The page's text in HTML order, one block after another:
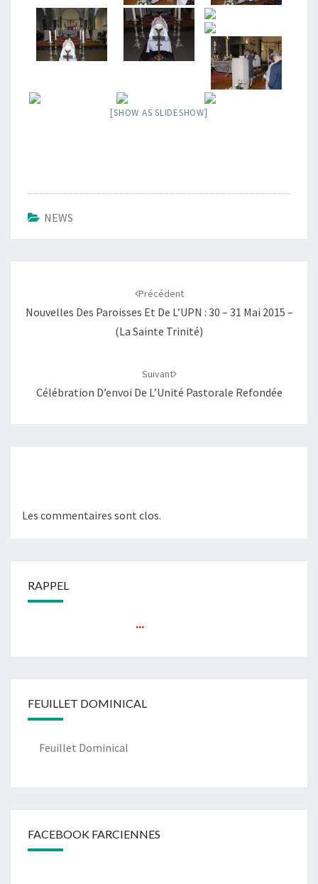
[SHOW AS SLIDESHOW]
NEWS
Précédent
Nouvelles Des Paroisses Et De L’UPN : 30 – 31 Mai 2015 –
(La Sainte Trinité)
Suivant
Célébration D’envoi De L’Unité Pastorale Refondée
Les commentaires sont clos.
RAPPEL
FEUILLET DOMINICAL
Feuillet Dominical
FACEBOOK FARCIENNES